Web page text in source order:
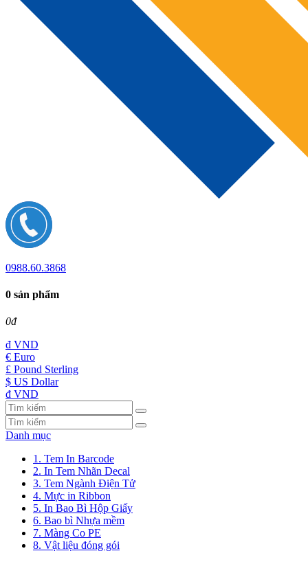
0988.60.3868
0 sản phẩm
0đ
đ VND
€ Euro
£ Pound Sterling
$ US Dollar
đ VND
Danh mục
1. Tem In Barcode
2. In Tem Nhãn Decal
3. Tem Ngành Điện Tử
4. Mực in Ribbon
5. In Bao Bì Hộp Giấy
6. Bao bì Nhựa mềm
7. Màng Co PE
8. Vật liệu đóng gói